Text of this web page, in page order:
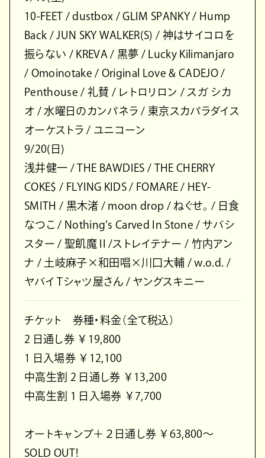
10-FEET / dustbox / GLIM SPANKY / Hump
Back / JUN SKY WALKER(S) / 神はサイコロを
振らない / KREVA / ⿊夢 / Lucky Kilimanjaro
/ Omoinotake / Original Love & CADEJO /
Penthouse / 礼賛 / レトロリロン / スガ シカ
オ / ⽔曜⽇のカンパネラ / 東京スカパラダイス
オーケストラ / ユニコーン
9/20(⽇)
浅井健⼀ / THE BAWDIES / THE CHERRY
COKE$ / FLYING KIDS / FOMARE / HEY-
SMITH / ⿊⽊渚 / moon drop / ねぐせ。 / ⽇⾷
なつこ / Nothing’s Carved In Stone / サバシ
スター / 聖飢魔 II /ストレイテナー / ⽵内アン
ナ / ⼟岐⿇⼦×和⽥唱×川⼝⼤輔 / w.o.d. /
ヤバイ Tシャツ屋さん / ヤングスキニー
チケット 券種・料⾦（全て税込）
2 ⽇通し券 ￥19,800
1 ⽇⼊場券 ￥12,100
中⾼⽣割 2 ⽇通し券 ￥13,200
中⾼⽣割 1 ⽇⼊場券 ￥7,700
オートキャンプ＋２⽇通し券 ￥63,800〜
SOLD OUT!